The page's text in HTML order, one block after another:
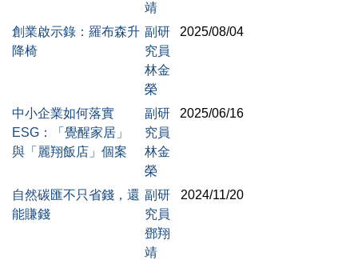
靖
創業啟示錄：羅布森升
降椅
副研
究員
林金
榮
2025/08/04
中小企業如何落實
ESG：「覺醒家居」
與「麗翔飯店」個案
副研
究員
林金
榮
2025/06/16
自然碳匯不只省錢，還
能賺錢
副研
究員
鄧翔
靖
2024/11/20